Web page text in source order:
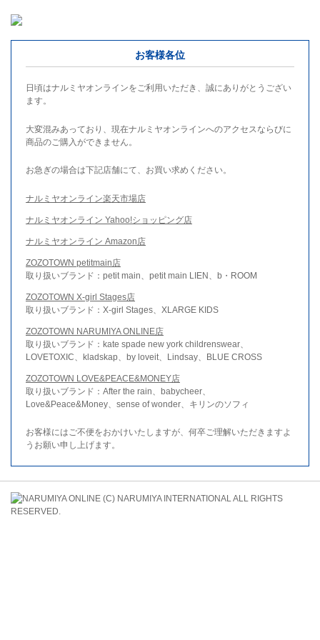
お客様各位
日頃はナルミヤオンラインをご利用いただき、誠にありがとうござい
ます。
大変混みあっており、現在ナルミヤオンラインへのアクセスならびに
商品のご購入ができません。
お急ぎの場合は下記店舗にて、お買い求めください。
ナルミヤオンライン楽天市場店
ナルミヤオンライン Yahoo!ショッピング店
ナルミヤオンライン Amazon店
ZOZOTOWN petitmain店
取り扱いブランド：petit main、petit main LIEN、b・ROOM
ZOZOTOWN X-girl Stages店
取り扱いブランド：X-girl Stages、XLARGE KIDS
ZOZOTOWN NARUMIYA ONLINE店
取り扱いブランド：kate spade new york childrenswear、
LOVETOXIC、kladskap、by loveit、Lindsay、BLUE CROSS
ZOZOTOWN LOVE&PEACE&MONEY店
取り扱いブランド：After the rain、babycheer、
Love&Peace&Money、sense of wonder、キリンのソフィ
お客様にはご不便をおかけいたしますが、何卒ご理解いただきますよ
うお願い申し上げます。